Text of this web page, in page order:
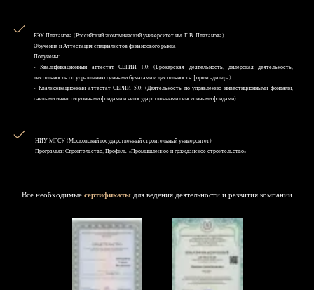
РЭУ Плеханова (Российский экономический университет им. Г.В. Плеханова)
Обучение и Аттестация специалистов финансового рынка
Получены:
- Квалификационный аттестат СЕРИИ 1.0: (Брокерская деятельность, дилерская деятельность,
деятельность по управлению ценными бумагами и деятельность форекс-дилера)
- Квалификационный аттестат СЕРИИ 5.0: (Деятельность по управлению инвестиционными фондами,
паевыми инвестиционными фондами и негосударственными пенсионными фондами)
НИУ MГСУ (Московский государственный строительный университет)
Программа: Строительство, Профиль «Промышленное и гражданское строительство»
Все необходимые сертификаты для ведения деятельности и развития компании